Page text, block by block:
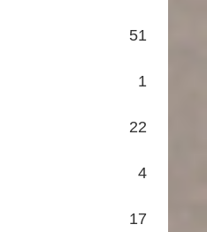
51
1
22
4
17